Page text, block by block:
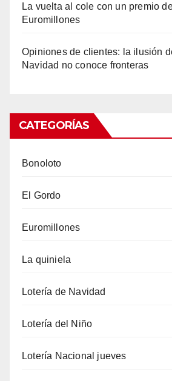
La vuelta al cole con un premio
Euromillones
Opiniones de clientes: la ilusión
Navidad no conoce fronteras
CATEGORÍAS
Bonoloto
El Gordo
Euromillones
La quiniela
Lotería de Navidad
Lotería del Niño
Lotería Nacional jueves